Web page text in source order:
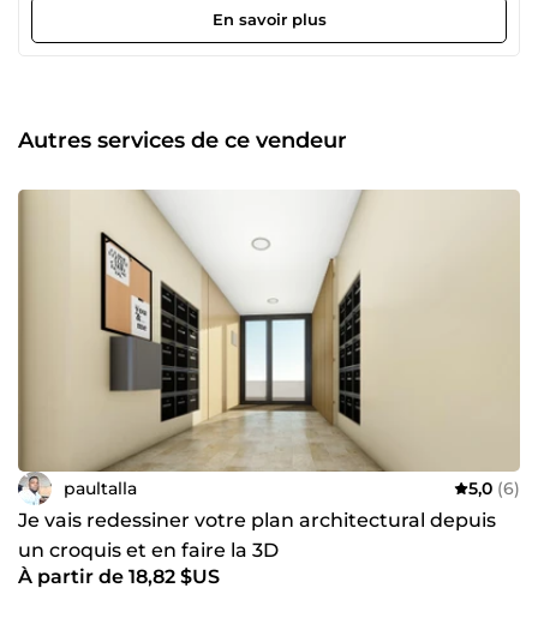
En savoir plus
Autres services de ce vendeur
paultalla 5,0 (6)
Je vais redessiner votre plan architectural depuis
un croquis et en faire la 3D
À partir de 18,82 $US